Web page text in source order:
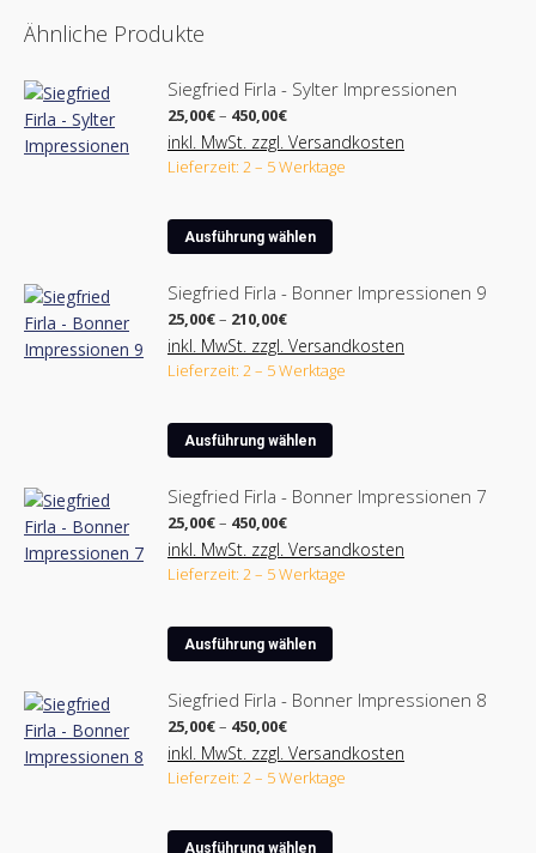
Ähnliche Produkte
Siegfried Firla - Sylter Impressionen
25,00€– 450,00€Preisspanne:
25,00€
bis
450,00€
inkl. MwSt. zzgl. Versandkosten
Lieferzeit: 2 – 5 Werktage
Ausführung wählen
Dieses
Produkt
weist
mehrere
Varianten
auf.
der
gewählt
werden
Siegfried Firla - Bonner Impressionen 9
25,00€– 210,00€Preisspanne:
25,00€
bis
210,00€
inkl. MwSt. zzgl. Versandkosten
Lieferzeit: 2 – 5 Werktage
Ausführung wählen
Dieses
Produkt
weist
mehrere
Varianten
auf.
der
gewählt
werden
Siegfried Firla - Bonner Impressionen 7
25,00€– 450,00€Preisspanne:
25,00€
bis
450,00€
inkl. MwSt. zzgl. Versandkosten
Lieferzeit: 2 – 5 Werktage
Ausführung wählen
Dieses
Produkt
weist
mehrere
Varianten
auf.
Siegfried Firla - Bonner Impressionen 8
25,00€– 450,00€Preisspanne:
25,00€
bis
450,00€
inkl. MwSt. zzgl. Versandkosten
Lieferzeit: 2 – 5 Werktage
Ausführung wählen
Dieses